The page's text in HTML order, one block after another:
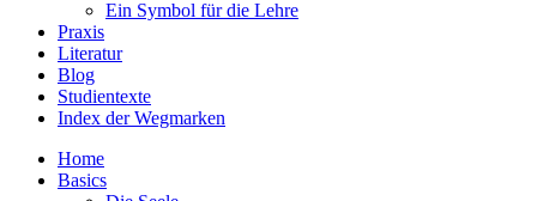
Ein Symbol für die Lehre
Praxis
Literatur
Blog
Studientexte
Index der Wegmarken
Home
Basics